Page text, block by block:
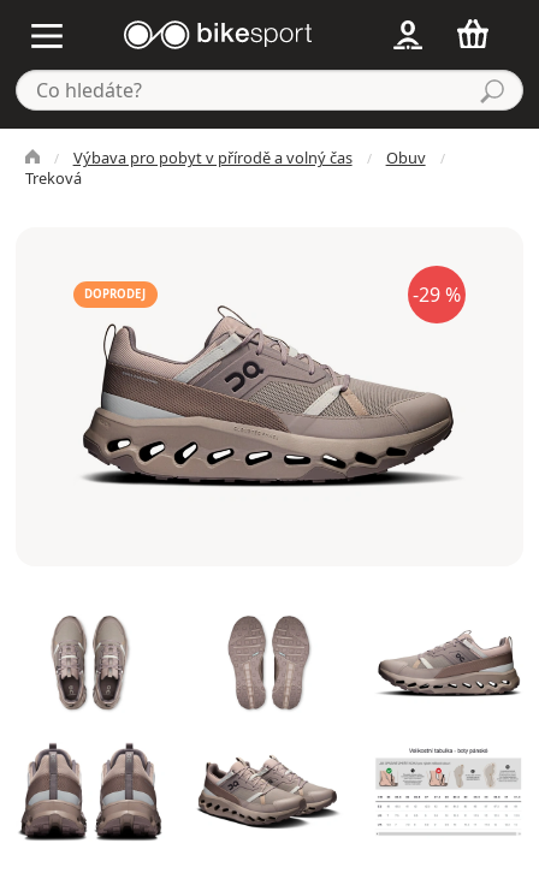
Výbava pro pobyt v přírodě a volný čas
Obuv
Treková
-29 %
DOPRODEJ